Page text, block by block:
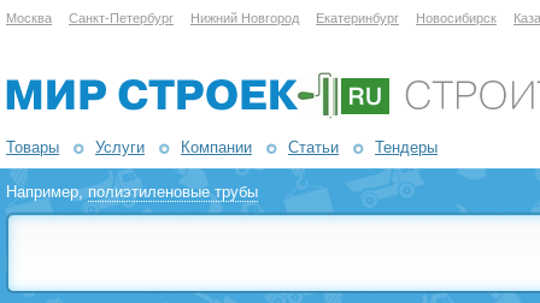
Москва Санкт-Петербург Нижний Новгород Екатеринбург Новосибирск
Товары Услуги Компании Статьи Тендеры
Например,полиэтиленовые трубы